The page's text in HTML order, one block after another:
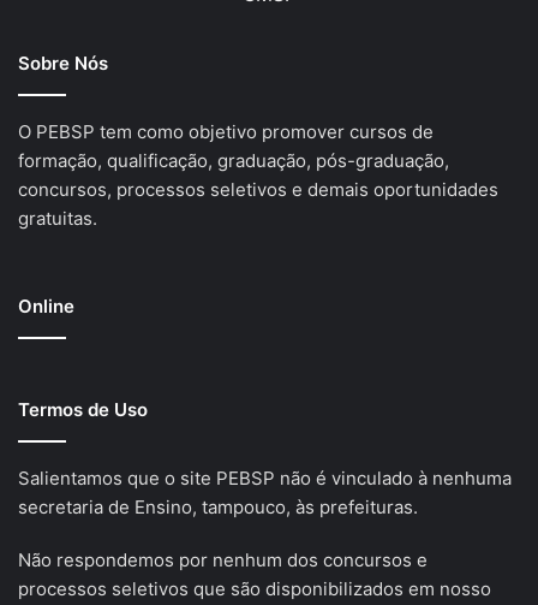
Sobre Nós
O PEBSP tem como objetivo promover cursos de
formação, qualificação, graduação, pós-graduação,
concursos, processos seletivos e demais oportunidades
gratuitas.
Online
Termos de Uso
Salientamos que o site PEBSP não é vinculado à nenhuma
secretaria de Ensino, tampouco, às prefeituras.
Não respondemos por nenhum dos concursos e
processos seletivos que são disponibilizados em nosso